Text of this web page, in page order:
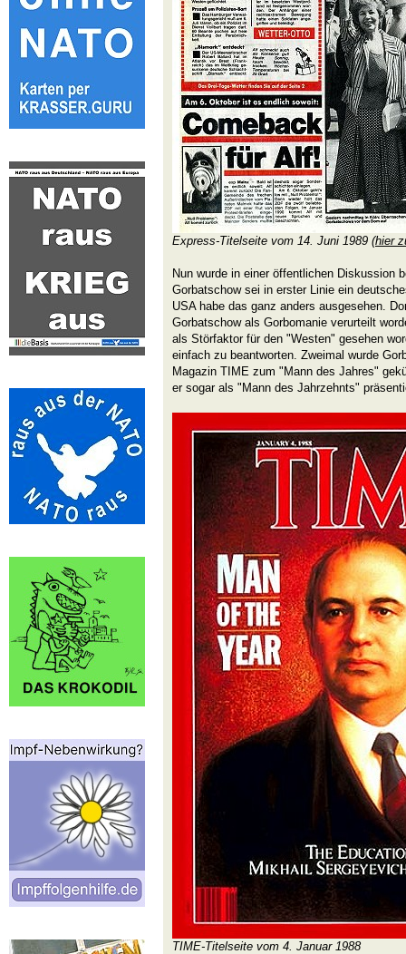
Express-Titelseite vom 14. Juni 1989 (hier
Nun wurde in einer öffentlichen Diskussion
Gorbatschow sei in erster Linie ein
USA habe das ganz anders ausgesehen.
Gorbatschow als Gorbomanie verurteilt
als Störfaktor für den "Westen" gesehen
einfach zu beantworten. Zweimal wurde
Magazin TIME zum "Mann des Jahres"
er sogar als "Mann des Jahrzehnts"
TIME-Titelseite vom 4. Januar 1988